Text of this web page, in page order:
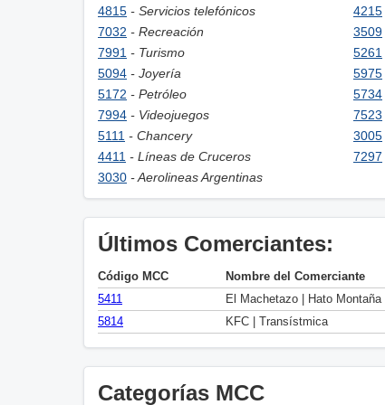
4815 - Servicios telefónicos 4215
7032 - Recreación 3509
7991 - Turismo 5261
5094 - Joyería 5975
5172 - Petróleo 5734
7994 - Videojuegos 7523
5111 - Chancery 3005
4411 - Líneas de Cruceros 7297
3030 - Aerolineas Argentinas
Últimos Comerciantes:
Código MCC Nombre del Comerciante
5411
El Machetazo | Hato Montaña
5814
KFC | Transístmica
Categorías MCC